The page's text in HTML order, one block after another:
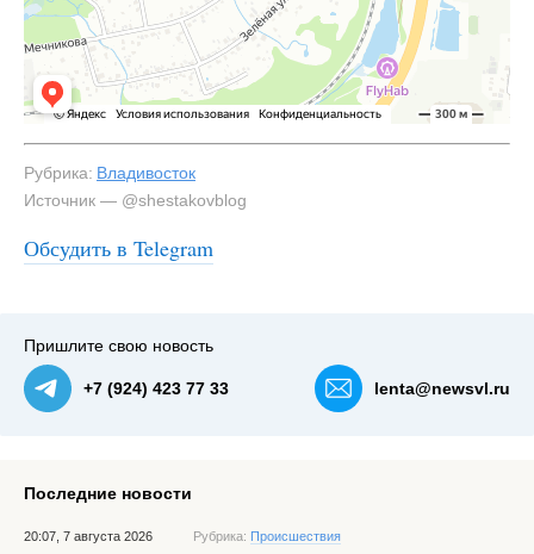
Рубрика: Владивосток
Источник — @shestakovblog
Обсудить в Telegram
#3
Пришлите свою новость
+7 (924) 423 77 33 lenta@newsvl.ru
Последние новости
20:07, 7 августа 2026 Рубрика: Происшествия